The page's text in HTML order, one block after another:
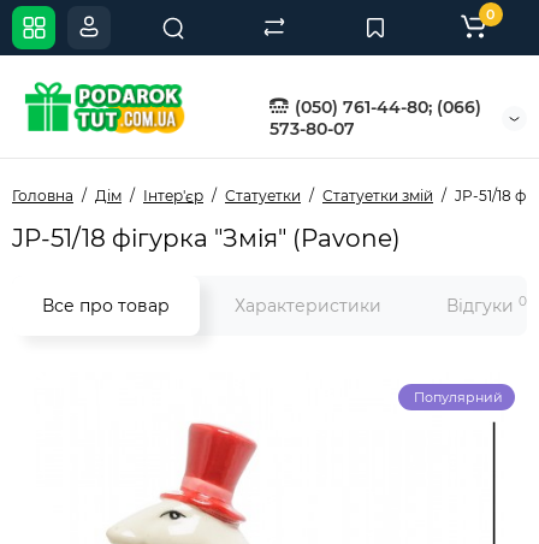
(050) 761-44-80; (066)
573-80-07
0
Головна Дім Інтер'єр Статуетки Статуетки змій JP-51/18
JP-51/18 фігурка "Змія" (Pavone)
Все про товар Характеристики Відгуки 0
Популярний